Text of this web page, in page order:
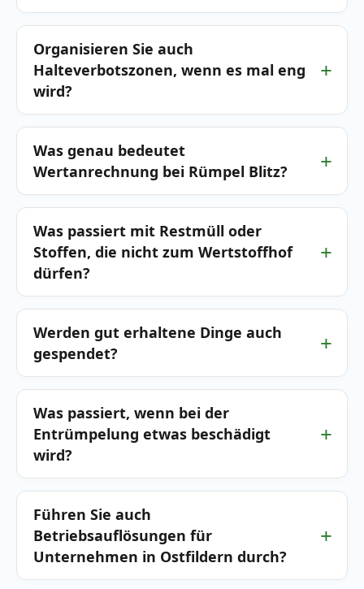
Organisieren Sie auch
Halteverbotszonen, wenn es mal eng
wird?
Was genau bedeutet
Wertanrechnung bei Rümpel Blitz?
Was passiert mit Restmüll oder
Stoffen, die nicht zum Wertstoffhof
dürfen?
Werden gut erhaltene Dinge auch
gespendet?
Was passiert, wenn bei der
Entrümpelung etwas beschädigt
wird?
Führen Sie auch
Betriebsauflösungen für
Unternehmen in Ostfildern durch?